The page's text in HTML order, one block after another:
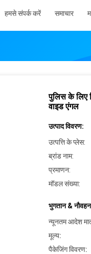
हमसे संपर्क करें समाचार
पुलिस के लिए
वाइड एंगल
उत्पाद विवरण:
उत्पत्ति के प्लेस:
ब्रांड नाम:
प्रमाणन:
मॉडल संख्या:
भुगतान & नौवहन
न्यूनतम आदेश
मूल्य:
पैकेजिंग विवरण: